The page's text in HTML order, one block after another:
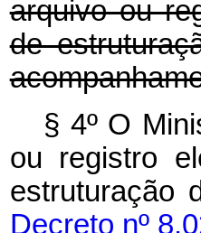
arquivo ou
de
§ 4º O
ou registro
estruturação
Decreto nº